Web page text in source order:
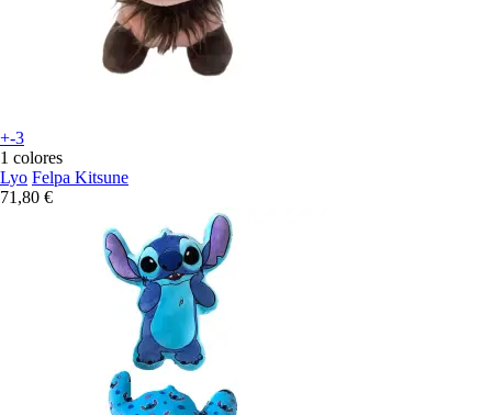
+-3
1 colores
Lyo Felpa Kitsune
71,80 €